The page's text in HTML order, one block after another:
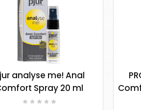
analyse me! Anal
Spray 20 ml